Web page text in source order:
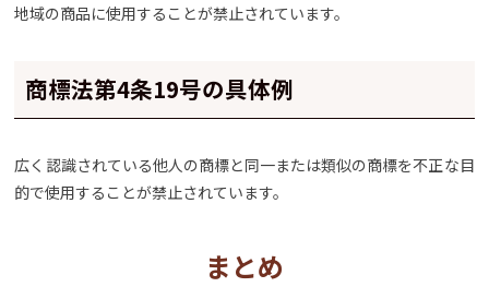
地域の商品に使用することが禁止されています。
商標法第4条19号の具体例
広く認識されている他人の商標と同一または類似の商標を不正な目
的で使用することが禁止されています。
まとめ